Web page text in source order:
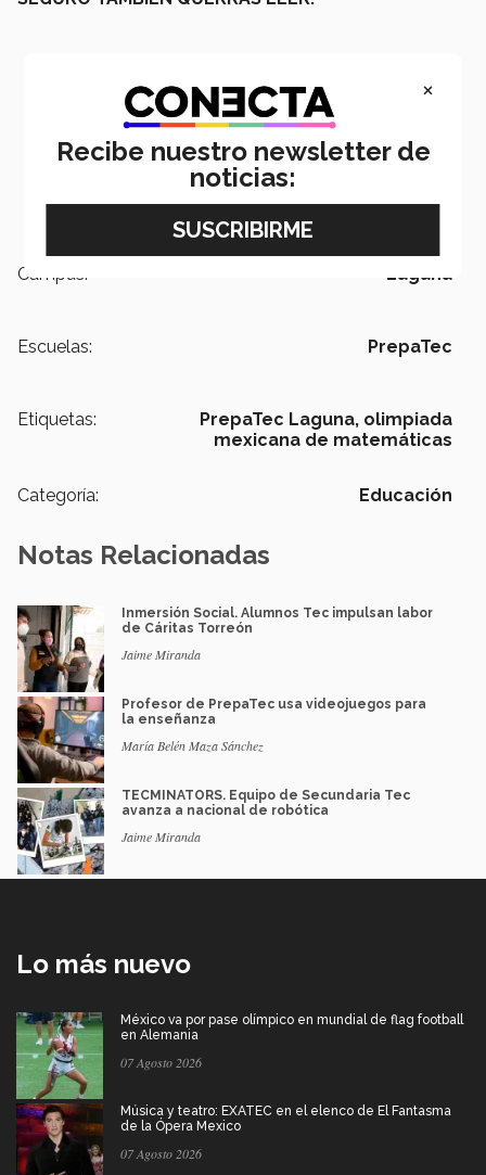
Campus: Laguna
Escuelas: PrepaTec
Etiquetas: PrepaTec Laguna, olimpiada
mexicana de matemáticas
Categoría: Educación
Notas Relacionadas
Inmersión Social. Alumnos Tec impulsan labor
de Cáritas Torreón
Jaime Miranda
Profesor de PrepaTec usa videojuegos para
la enseñanza
María Belén Maza Sánchez
TECMINATORS. Equipo de Secundaria Tec
avanza a nacional de robótica
Jaime Miranda
Lo más nuevo
México va por pase olímpico en mundial de flag football
en Alemania
07 Agosto 2026
Música y teatro: EXATEC en el elenco de El Fantasma
de la Ópera Mexico
07 Agosto 2026
×
Recibe nuestro newsletter de
noticias: